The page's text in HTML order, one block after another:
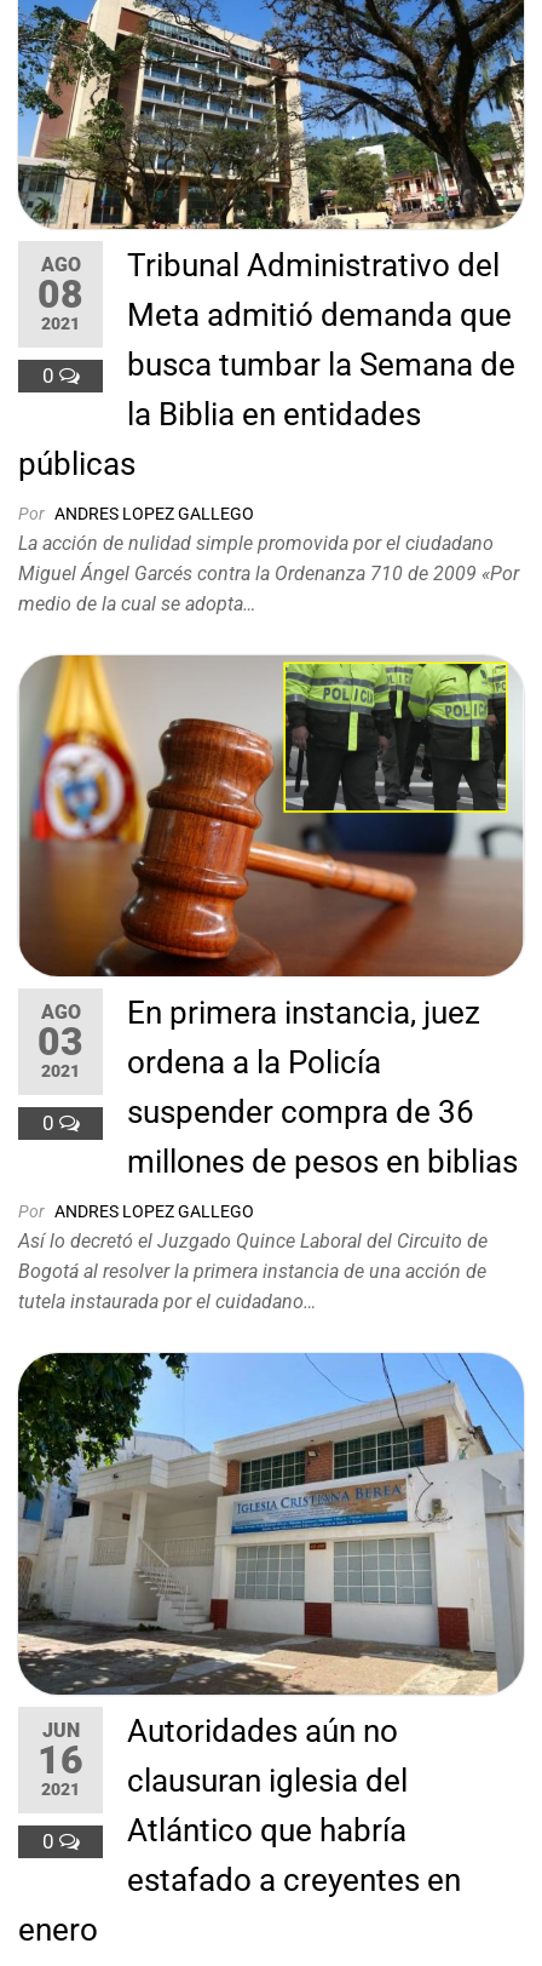
AGO
08
2021
0
Tribunal Administrativo del
Meta admitió demanda que
busca tumbar la Semana de
la Biblia en entidades
públicas
Por ANDRES LOPEZ GALLEGO
La acción de nulidad simple promovida por el ciudadano
Miguel Ángel Garcés contra la Ordenanza 710 de 2009 «Por
medio de la cual se adopta…
AGO
03
2021
0
En primera instancia, juez
ordena a la Policía
suspender compra de 36
millones de pesos en biblias
Por ANDRES LOPEZ GALLEGO
Así lo decretó el Juzgado Quince Laboral del Circuito de
Bogotá al resolver la primera instancia de una acción de
tutela instaurada por el cuidadano…
JUN
16
2021
0
Autoridades aún no
clausuran iglesia del
Atlántico que habría
estafado a creyentes en
enero